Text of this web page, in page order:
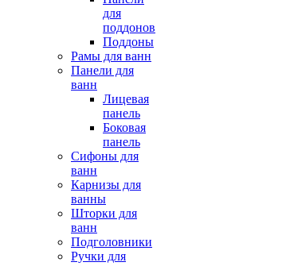
для
поддонов
Поддоны
Рамы для ванн
Панели для
ванн
Лицевая
панель
Боковая
панель
Сифоны для
ванн
Карнизы для
ванны
Шторки для
ванн
Подголовники
Ручки для